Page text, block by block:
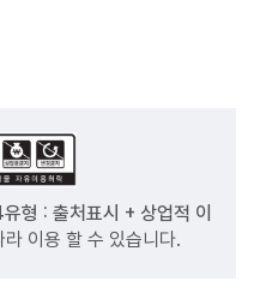
형 : 출처표시 + 상업적 이
라 이용 할 수 있습니다.